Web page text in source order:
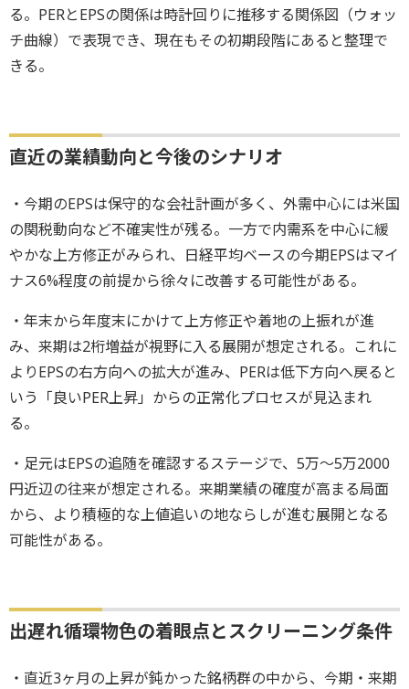
る。PERとEPSの関係は時計回りに推移する関係図（ウォッ
チ曲線）で表現でき、現在もその初期段階にあると整理で
きる。
直近の業績動向と今後のシナリオ
・今期のEPSは保守的な会社計画が多く、外需中心には米国
の関税動向など不確実性が残る。一方で内需系を中心に緩
やかな上方修正がみられ、日経平均ベースの今期EPSはマイ
ナス6%程度の前提から徐々に改善する可能性がある。
・年末から年度末にかけて上方修正や着地の上振れが進
み、来期は2桁増益が視野に入る展開が想定される。これに
よりEPSの右方向への拡大が進み、PERは低下方向へ戻ると
いう「良いPER上昇」からの正常化プロセスが見込まれ
る。
・足元はEPSの追随を確認するステージで、5万～5万2000
円近辺の往来が想定される。来期業績の確度が高まる局面
から、より積極的な上値追いの地ならしが進む展開となる
可能性がある。
出遅れ循環物色の着眼点とスクリーニング条件
・直近3ヶ月の上昇が鈍かった銘柄群の中から、今期・来期